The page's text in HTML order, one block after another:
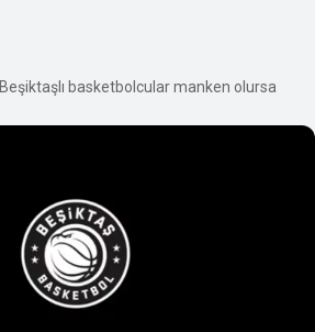
Beşiktaşlı basketbolcular manken olursa